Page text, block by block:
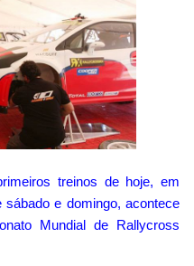
treinos de hoje, em
sábado e domingo, acontece
Mundial de Rallycross